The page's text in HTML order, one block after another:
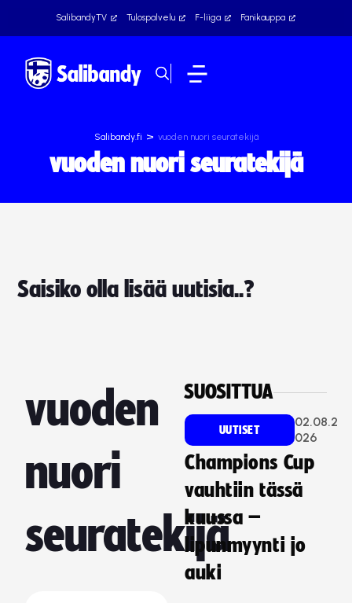
SalibandyTV Tulospalvelu F-liiga Fanikauppa
Salibandy.fi > vuoden nuori seuratekijä
vuoden nuori seuratekijä
Saisiko olla lisää uutisia..?
vuoden
nuori
seuratekijä
SUOSITTUA
UUTISET
02.08.2
026
Champions Cup
vauhtiin tässä
kuussa –
lipunmyynti jo
auki